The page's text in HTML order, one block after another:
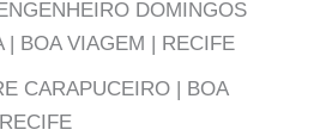
DOMINGOS
| BOA VIAGEM | RECIFE
CARAPUCEIRO | BOA